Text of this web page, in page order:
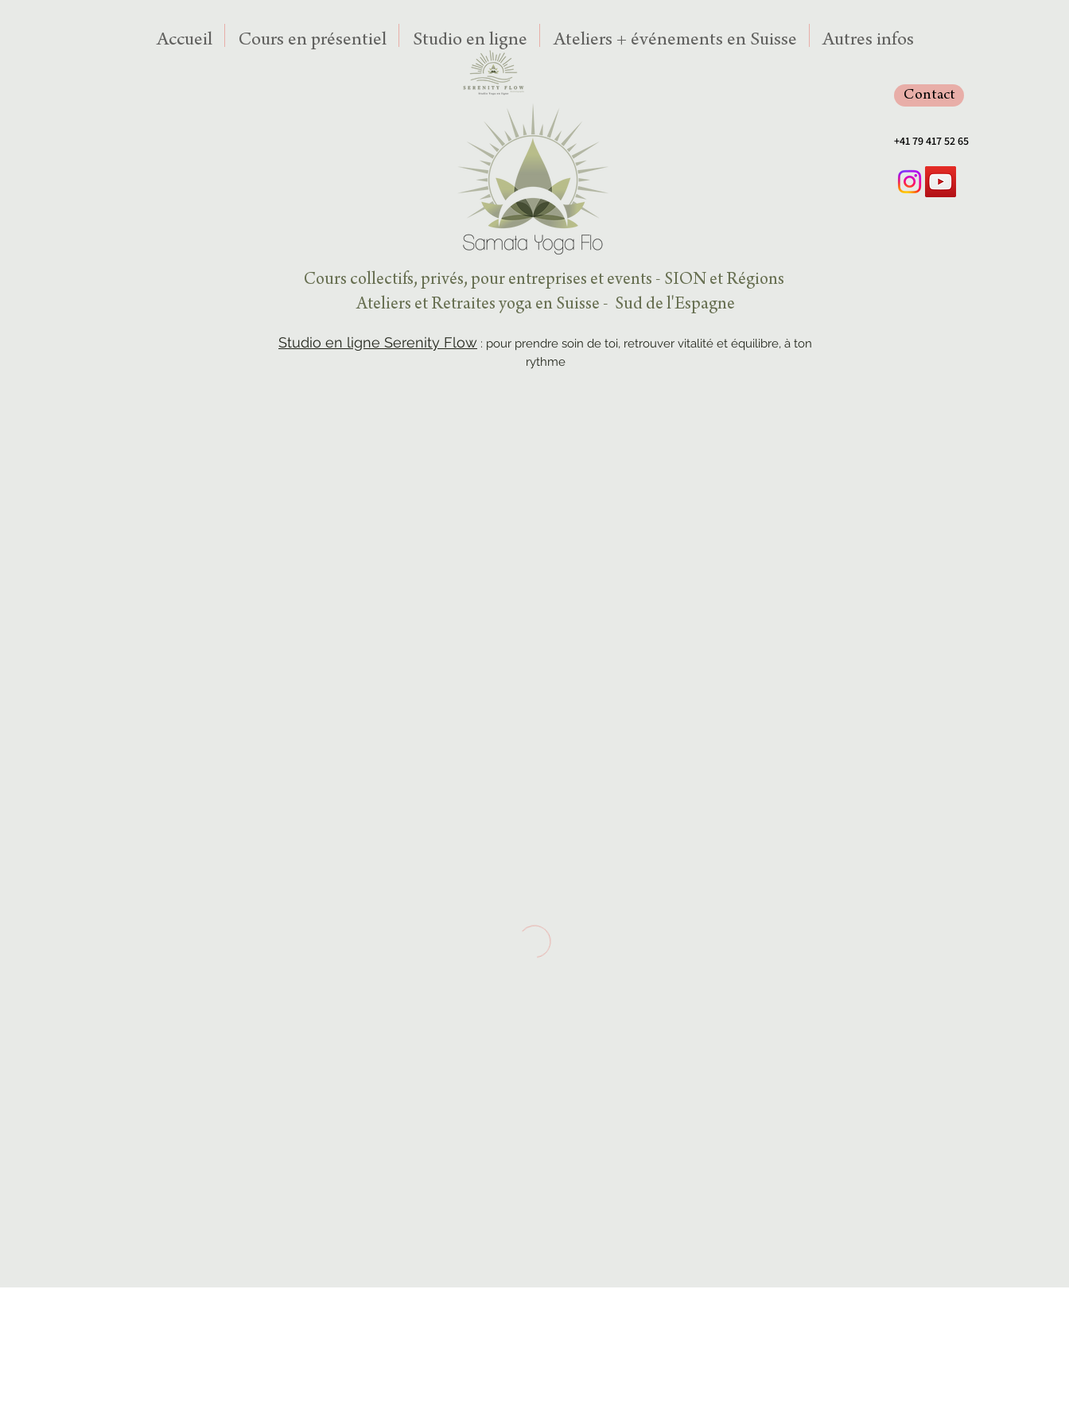
Cours collectifs, privés, pour entreprises et events - SION et Régions
Ateliers et Retraites yoga en Suisse - Sud de l'Espagne
Studio en ligne Serenity Flow : pour prendre soin de toi, retrouver vitalité et équilibre, à ton
rythme
Accueil Cours en présentiel Studio en ligne Ateliers + événements en Suisse Autres infos
Contact
+41 79 417 52 65